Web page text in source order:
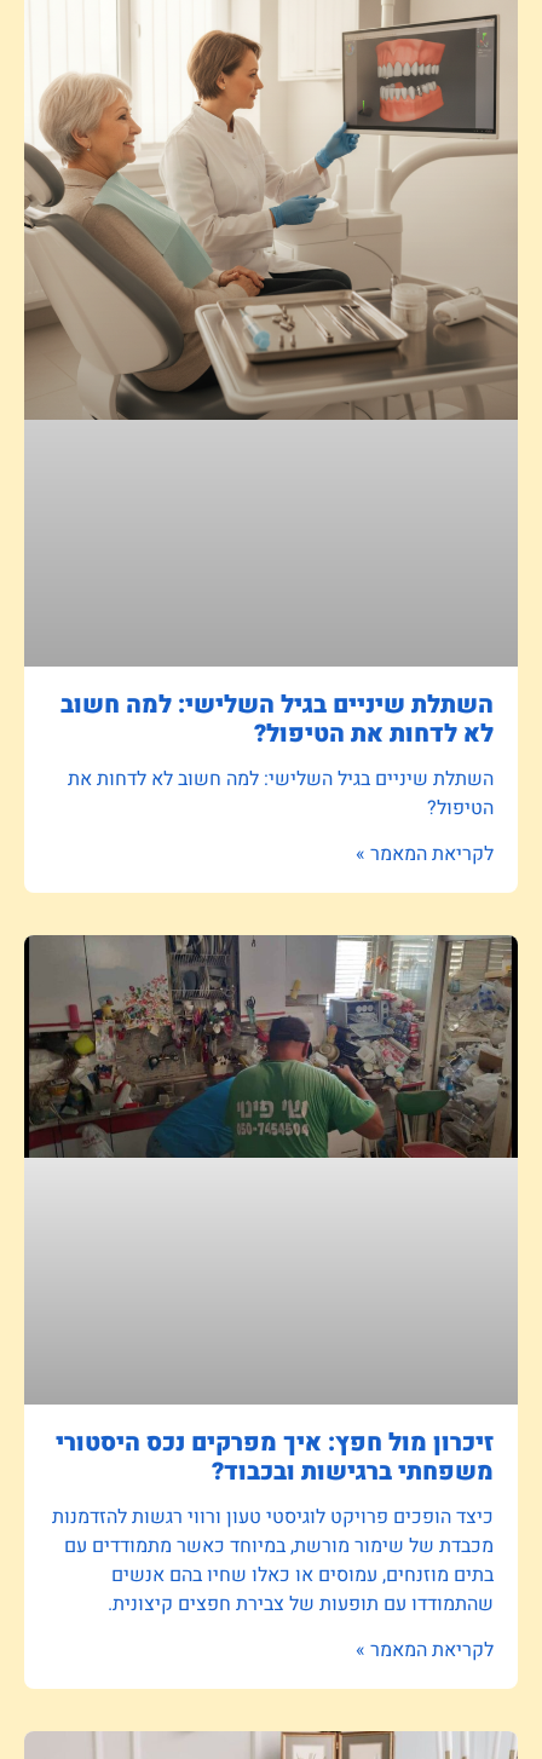
השתלת שיניים בגיל השלישי: למה חשוב
לא לדחות את הטיפול?
השתלת שיניים בגיל השלישי: למה חשוב לא לדחות את
הטיפול?
לקריאת המאמר »
זיכרון מול חפץ: איך מפרקים נכס היסטורי
משפחתי ברגישות ובכבוד?
כיצד הופכים פרויקט לוגיסטי טעון ורווי רגשות להזדמנות
מכבדת של שימור מורשת, במיוחד כאשר מתמודדים עם
בתים מוזנחים, עמוסים או כאלו שחיו בהם אנשים
שהתמודדו עם תופעות של צבירת חפצים קיצונית.
לקריאת המאמר »